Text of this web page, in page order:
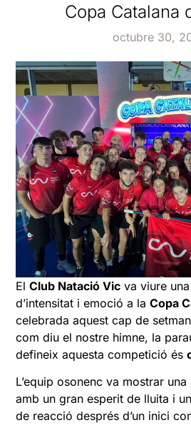
Copa Catalana
octubre 30,
ElClub Natació Vic va viure
d’intensitat i emoció a laCopa
celebrada aquest cap de
com diu el nostre himne, la
defineix aquesta competició és
L’equip osonenc va mostrar
amb un gran esperit de lluita i
de reacció després d’un inici